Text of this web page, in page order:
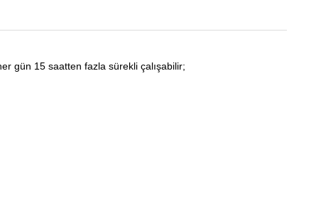
gün 15 saatten fazla sürekli çalışabilir;